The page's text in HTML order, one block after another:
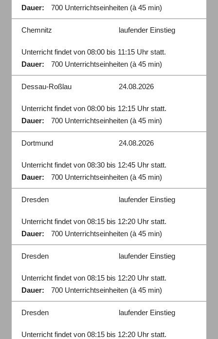
Dauer:
700 Unterrichtseinheiten (à 45 min)
Chemnitz laufender Einstieg
Unterricht findet von 08:00 bis 11:15 Uhr statt.
Dauer:
700 Unterrichtseinheiten (à 45 min)
Dessau-Roßlau 24.08.2026
Unterricht findet von 08:00 bis 12:15 Uhr statt.
Dauer:
700 Unterrichtseinheiten (à 45 min)
Dortmund 24.08.2026
Unterricht findet von 08:30 bis 12:45 Uhr statt.
Dauer:
700 Unterrichtseinheiten (à 45 min)
Dresden laufender Einstieg
Unterricht findet von 08:15 bis 12:20 Uhr statt.
Dauer:
700 Unterrichtseinheiten (à 45 min)
Dresden laufender Einstieg
Unterricht findet von 08:15 bis 12:20 Uhr statt.
Dauer:
700 Unterrichtseinheiten (à 45 min)
Dresden laufender Einstieg
Unterricht findet von 08:15 bis 12:20 Uhr statt.